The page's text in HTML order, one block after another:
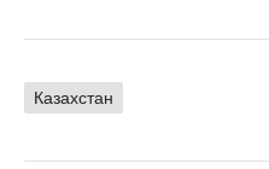
Казахстан